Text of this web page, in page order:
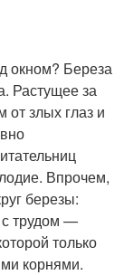
окном? Береза
Растущее за
от злых глаз и
Впрочем,
березы:
трудом —
только
корнями.